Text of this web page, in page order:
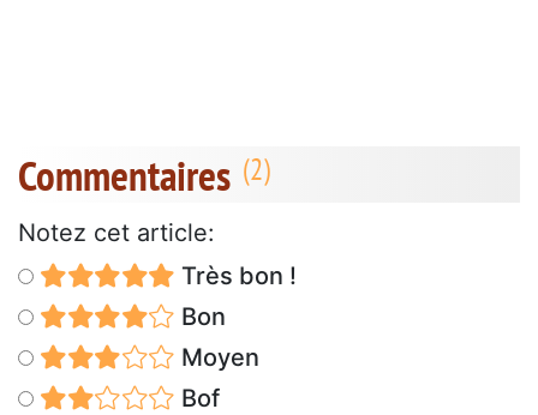
Commentaires
Notez cet article:
Très bon !
Bon
Moyen
Bof